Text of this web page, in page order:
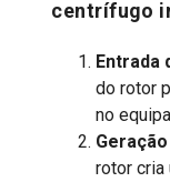
centrífugo
Entrada
do rotor
no
rotor cria